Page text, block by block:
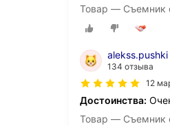
Товар — Съемник
alekss.pushki
134 отзыва
12
Достоинства:
Товар — Съемник